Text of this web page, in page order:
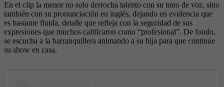
En el clip la menor no solo derrocha talento con su tono de voz, sino
también con su pronunciación en inglés, dejando en evidencia que
es bastante fluida, detalle que refleja con la seguridad de sus
expresiones que muchos calificaron como “profesional”. De fondo,
se escucha a la barranquillera animando a su hija para que continúe
su show en casa.